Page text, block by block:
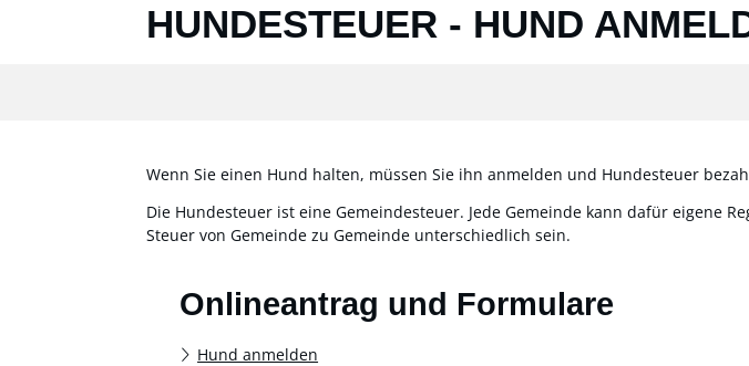
HUNDESTEUER - HUND
Wenn Sie einen Hund halten, müssen Sie ihn anmelden und Hundesteuer
Die Hundesteuer ist eine Gemeindesteuer. Jede Gemeinde kann dafür eigene
Steuer von Gemeinde zu Gemeinde unterschiedlich sein.
Onlineantrag und Formulare
Hund anmelden